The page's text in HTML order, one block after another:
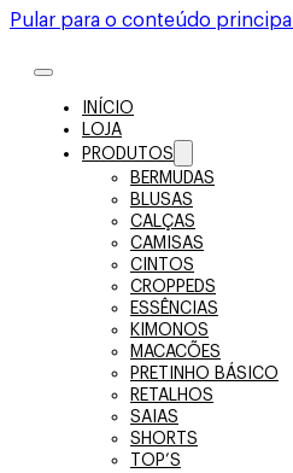
Pular para o conteúdo principal
INÍCIO
LOJA
PRODUTOS
BERMUDAS
BLUSAS
CALÇAS
CAMISAS
CINTOS
CROPPEDS
ESSÊNCIAS
KIMONOS
MACACÕES
PRETINHO BÁSICO
RETALHOS
SAIAS
SHORTS
TOP’S